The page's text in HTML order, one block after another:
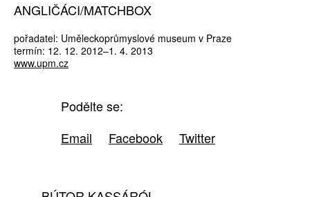
ANGLIČÁCI/MATCHBOX
pořadatel: Uměleckoprůmyslové museum v Praze
termín: 12. 12. 2012–1. 4. 2013
www.upm.cz
Podělte se:
Email
Facebook Twitter